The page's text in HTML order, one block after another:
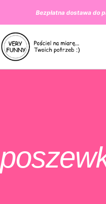
treści
Bezpłatna dostawa do